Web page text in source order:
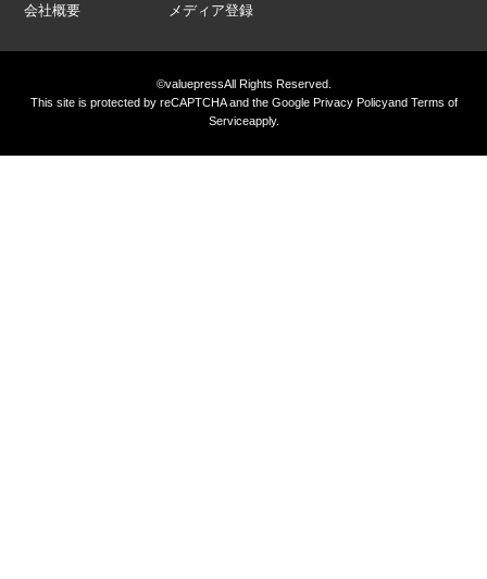
会社概要
メディア登録
©valuepressAll Rights Reserved.
This site is protected by reCAPTCHA and the GooglePrivacy Policyand Terms of
Serviceapply.